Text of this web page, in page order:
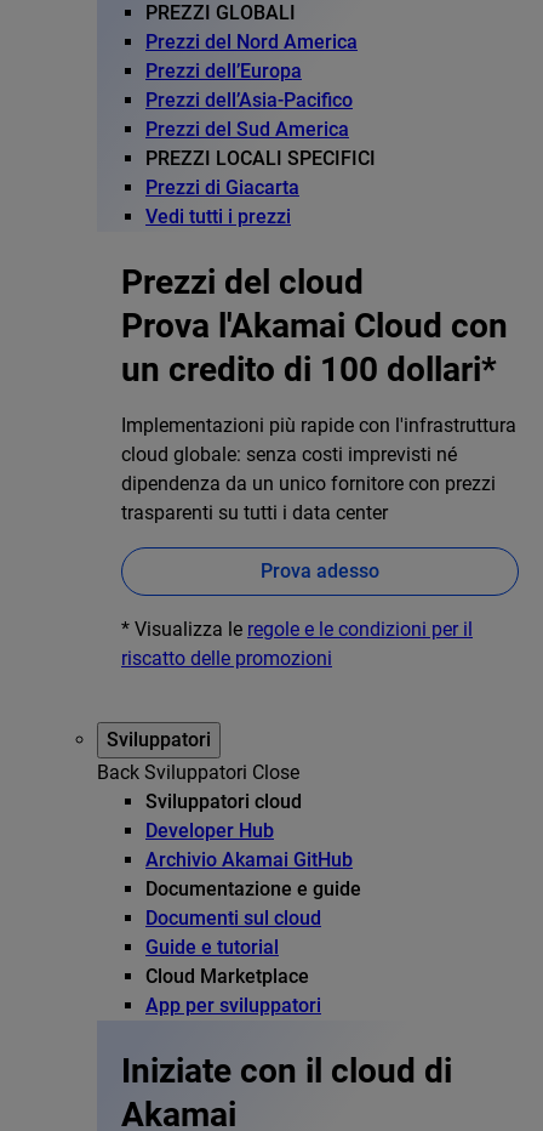
PREZZI GLOBALI
Prezzi del Nord America
Prezzi dell’Europa
Prezzi dell’Asia-Pacifico
Prezzi del Sud America
PREZZI LOCALI SPECIFICI
Prezzi di Giacarta
Vedi tutti i prezzi
Prezzi del cloud
Prova l'Akamai Cloud con
un credito di 100 dollari*
Implementazioni più rapide con l'infrastruttura
cloud globale: senza costi imprevisti né
dipendenza da un unico fornitore con prezzi
trasparenti su tutti i data center
Prova adesso
* Visualizza le regole e le condizioni per il
riscatto delle promozioni
Sviluppatori
Back Sviluppatori Close
Sviluppatori cloud
Developer Hub
Archivio Akamai GitHub
Documentazione e guide
Documenti sul cloud
Guide e tutorial
Cloud Marketplace
App per sviluppatori
Iniziate con il cloud di
Akamai